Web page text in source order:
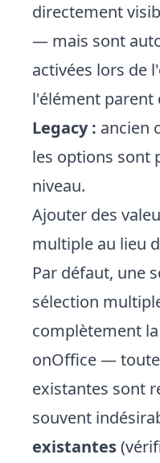
directement
— mais sont
activées lors de
l'élément parent
Legacy : ancien
les options sont
niveau.
Ajouter des
multiple au lieu
Par défaut, une
sélection
complètement
onOffice —
existantes sont
souvent
existantes